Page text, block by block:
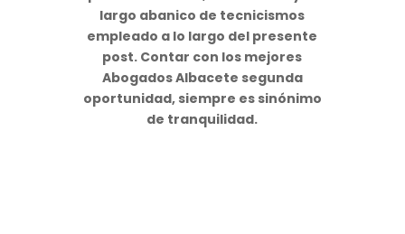
largo abanico de tecnicismos
empleado a lo largo del presente
post. Contar con los mejores
Abogados Albacete segunda
oportunidad, siempre es sinónimo
de tranquilidad.